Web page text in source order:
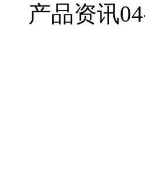
产品资讯